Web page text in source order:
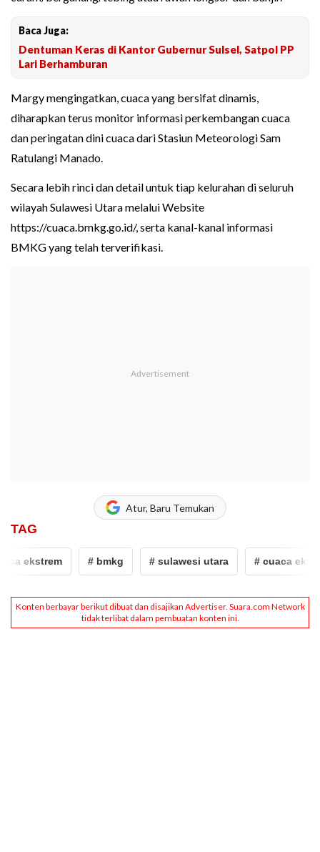
Baca Juga:
Dentuman Keras di Kantor Gubernur Sulsel, Satpol PP
Lari Berhamburan
Margy mengingatkan, cuaca yang bersifat dinamis,
diharapkan terus monitor informasi perkembangan cuaca
dan peringatan dini cuaca dari Stasiun Meteorologi Sam
Ratulangi Manado.
Secara lebih rinci dan detail untuk tiap kelurahan di seluruh
wilayah Sulawesi Utara melalui Website
https://cuaca.bmkg.go.id/, serta kanal-kanal informasi
BMKG yang telah terverifikasi.
Atur, Baru Temukan
TAG
ekstrem # bmkg # sulawesi utara # cuaca